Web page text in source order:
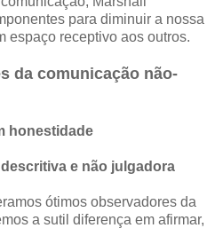
para diminuir a nossa
espaço receptivo aos outros.
da comunicação não-
honestidade
e não julgadora
ótimos observadores da
a sutil diferença em afirmar,